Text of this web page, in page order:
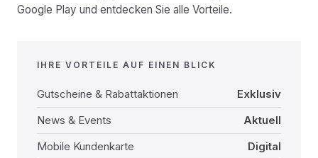
Google Play und entdecken Sie alle Vorteile.
IHRE VORTEILE AUF EINEN BLICK
Gutscheine & Rabattaktionen
Exklusiv
News & Events
Aktuell
Mobile Kundenkarte
Digital